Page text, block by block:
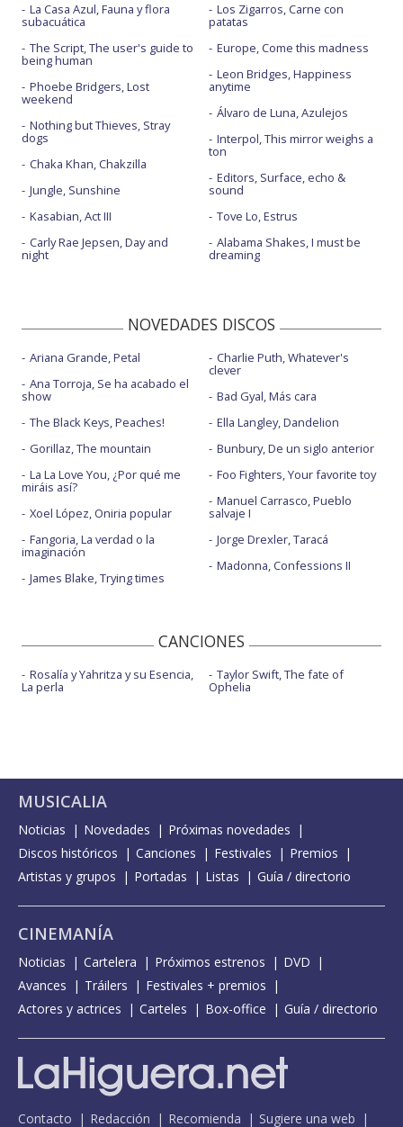
La Casa Azul, Fauna y flora
subacuática
The Script, The user's guide to
being human
Phoebe Bridgers, Lost
weekend
Nothing but Thieves, Stray
dogs
Chaka Khan, Chakzilla
Jungle, Sunshine
Kasabian, Act III
Carly Rae Jepsen, Day and
night
Los Zigarros, Carne con
patatas
Europe, Come this madness
Leon Bridges, Happiness
anytime
Álvaro de Luna, Azulejos
Interpol, This mirror weighs a
ton
Editors, Surface, echo &
sound
Tove Lo, Estrus
Alabama Shakes, I must be
dreaming
NOVEDADES DISCOS
Ariana Grande, Petal
Ana Torroja, Se ha acabado el
show
The Black Keys, Peaches!
Gorillaz, The mountain
La La Love You, ¿Por qué me
miráis así?
Xoel López, Oniria popular
Fangoria, La verdad o la
imaginación
James Blake, Trying times
Charlie Puth, Whatever's
clever
Bad Gyal, Más cara
Ella Langley, Dandelion
Bunbury, De un siglo anterior
Foo Fighters, Your favorite toy
Manuel Carrasco, Pueblo
salvaje I
Jorge Drexler, Taracá
Madonna, Confessions II
CANCIONES
Rosalía y Yahritza y su Esencia,
La perla
Taylor Swift, The fate of
Ophelia
MUSICALIA
Noticias Novedades
Próximas novedades
Discos históricos
Canciones Festivales
Premios
Artistas y grupos
Portadas Listas Guía / directorio
CINEMANÍA
Noticias Cartelera Próximos estrenos
DVD
Avances
Tráilers
Festivales + premios
Actores y actrices
Carteles Box-office Guía / directorio
Contacto Redacción Recomienda Sugiere una web